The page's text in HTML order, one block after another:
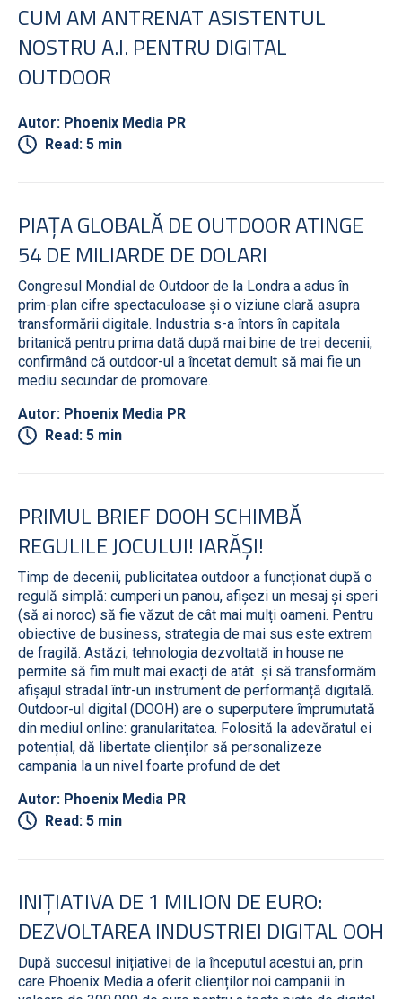
CUM AM ANTRENAT ASISTENTUL
NOSTRU A.I. PENTRU DIGITAL
OUTDOOR
Autor: Phoenix Media PR
Read: 5 min
PIAȚA GLOBALĂ DE OUTDOOR ATINGE
54 DE MILIARDE DE DOLARI
Congresul Mondial de Outdoor de la Londra a adus în
prim-plan cifre spectaculoase și o viziune clară asupra
transformării digitale. Industria s-a întors în capitala
britanică pentru prima dată după mai bine de trei decenii,
confirmând că outdoor-ul a încetat demult să mai fie un
mediu secundar de promovare.
Autor: Phoenix Media PR
Read: 5 min
PRIMUL BRIEF DOOH SCHIMBĂ
REGULILE JOCULUI! IARĂȘI!
Timp de decenii, publicitatea outdoor a funcționat după o
regulă simplă: cumperi un panou, afișezi un mesaj și speri
(să ai noroc) să fie văzut de cât mai mulți oameni. Pentru
obiective de business, strategia de mai sus este extrem
de fragilă. Astăzi, tehnologia dezvoltată in house ne
permite să fim mult mai exacți de atât și să transformăm
afișajul stradal într-un instrument de performanță digitală.
Outdoor-ul digital (DOOH) are o superputere împrumutată
din mediul online: granularitatea. Folosită la adevăratul ei
potențial, dă libertate clienților să personalizeze
campania la un nivel foarte profund de det
Autor: Phoenix Media PR
Read: 5 min
INIȚIATIVA DE 1 MILION DE EURO:
DEZVOLTAREA INDUSTRIEI DIGITAL OOH
După succesul inițiativei de la începutul acestui an, prin
care Phoenix Media a oferit clienților noi campanii în